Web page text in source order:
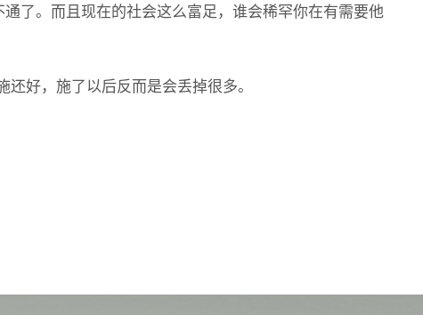
了。而且现在的社会这么富足，谁会稀罕你在有需要他
好，施了以后反而是会丢掉很多。